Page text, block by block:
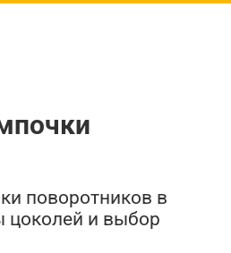
поворотников в
цоколей и выбор